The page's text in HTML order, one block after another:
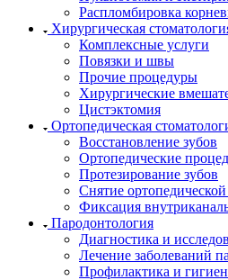
Распломбировка
Хирургическая
Комплексные услуги
Повязки и швы
Прочие процедуры
Хирургические
Цистэктомия
Ортопедическая
Восстановление зубов
Ортопедические
Протезирование зубов
Снятие
Фиксация
Пародонтология
Диагностика и
Лечение заболеваний
Профилактика и